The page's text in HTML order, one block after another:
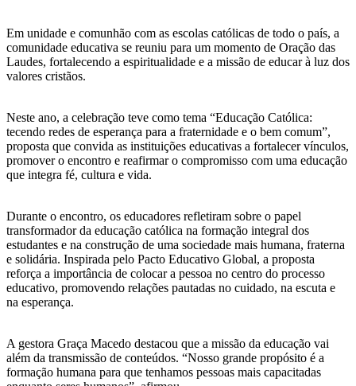
Em unidade e comunhão com as escolas católicas de todo o país, a
comunidade educativa se reuniu para um momento de Oração das
Laudes, fortalecendo a espiritualidade e a missão de educar à luz dos
valores cristãos.
Neste ano, a celebração teve como tema “Educação Católica:
tecendo redes de esperança para a fraternidade e o bem comum”,
proposta que convida as instituições educativas a fortalecer vínculos,
promover o encontro e reafirmar o compromisso com uma educação
que integra fé, cultura e vida.
Durante o encontro, os educadores refletiram sobre o papel
transformador da educação católica na formação integral dos
estudantes e na construção de uma sociedade mais humana, fraterna
e solidária. Inspirada pelo Pacto Educativo Global, a proposta
reforça a importância de colocar a pessoa no centro do processo
educativo, promovendo relações pautadas no cuidado, na escuta e
na esperança.
A gestora Graça Macedo destacou que a missão da educação vai
além da transmissão de conteúdos. “Nosso grande propósito é a
formação humana para que tenhamos pessoas mais capacitadas